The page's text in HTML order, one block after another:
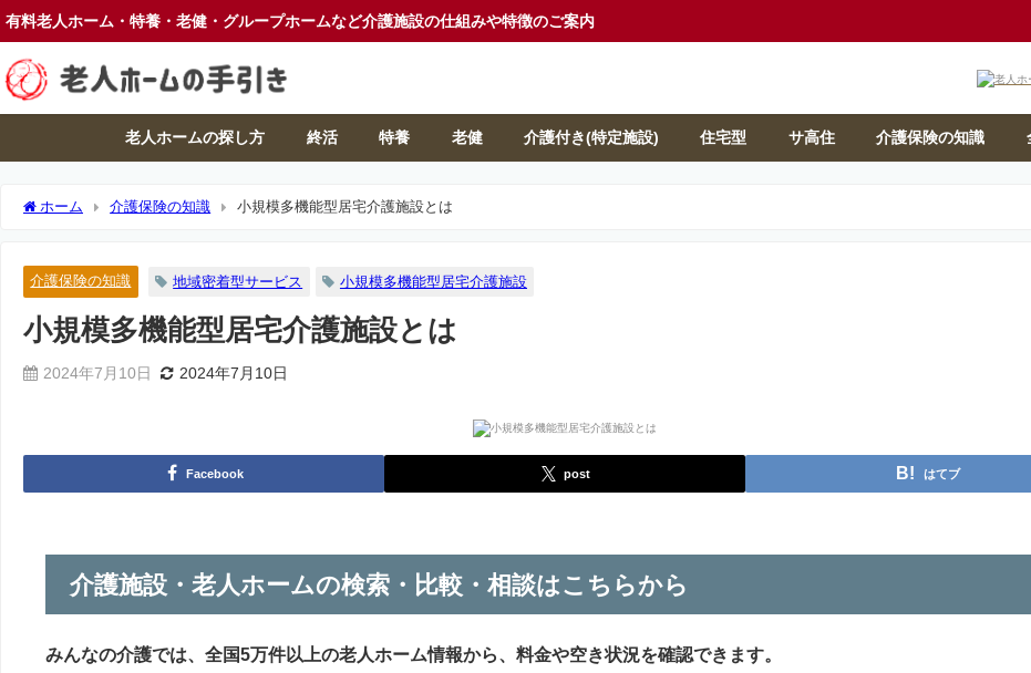
有料老人ホーム・特養・老健・グループホームなど介護施設の仕組みや特徴のご案内
老人ホームの探し方 終活 特養 老健 介護付き(特定施設) 住宅型 サ高住 介護保険の知識
ホーム 介護保険の知識 小規模多機能型居宅介護施設とは
介護保険の知識 地域密着型サービス 小規模多機能型居宅介護施設
小規模多機能型居宅介護施設とは
2024年7月10日 2024年7月10日
Facebook post はてブ
介護施設・老人ホームの検索・比較・相談はこちらから
みんなの介護では、全国5万件以上の老人ホーム情報から、料金や空き状況を確認できます。